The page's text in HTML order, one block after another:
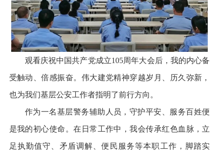
观看庆祝中国共产党成立105周年大会后，我的内心备
受触动、倍感振奋。伟大建党精神穿越岁月、历久弥新，
也为我们基层公安工作者指明了前行方向。
作为一名基层警务辅助人员，守护平安、服务百姓便
是我的初心使命。在日常工作中，我会传承红色血脉，立
足执勤值守、矛盾调解、便民服务等本职工作，脚踏实